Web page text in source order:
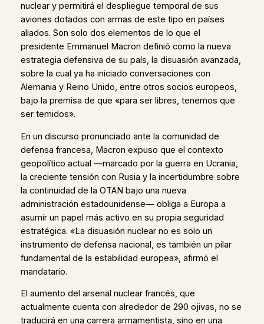
nuclear y permitirá el despliegue temporal de sus
aviones dotados con armas de este tipo en países
aliados. Son solo dos elementos de lo que el
presidente Emmanuel Macron definió como la nueva
estrategia defensiva de su país, la disuasión avanzada,
sobre la cual ya ha iniciado conversaciones con
Alemania y Reino Unido, entre otros socios europeos,
bajo la premisa de que «para ser libres, tenemos que
ser temidos».
En un discurso pronunciado ante la comunidad de
defensa francesa, Macron expuso que el contexto
geopolítico actual —marcado por la guerra en Ucrania,
la creciente tensión con Rusia y la incertidumbre sobre
la continuidad de la OTAN bajo una nueva
administración estadounidense— obliga a Europa a
asumir un papel más activo en su propia seguridad
estratégica. «La disuasión nuclear no es solo un
instrumento de defensa nacional, es también un pilar
fundamental de la estabilidad europea», afirmó el
mandatario.
El aumento del arsenal nuclear francés, que
actualmente cuenta con alrededor de 290 ojivas, no se
traducirá en una carrera armamentista, sino en una